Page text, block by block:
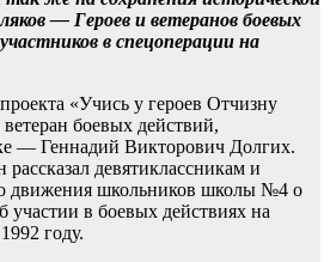
— Героев и ветеранов боевых
в спецоперации на
«Учись у героев Отчизну
боевых действий,
— Геннадий Викторович Долгих.
девятиклассникам и
движения школьников школы №4 о
участии в боевых действиях на
году.